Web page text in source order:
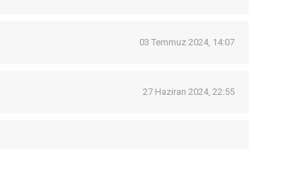
03 Temmuz 2024, 14:07
27 Haziran 2024, 22:55